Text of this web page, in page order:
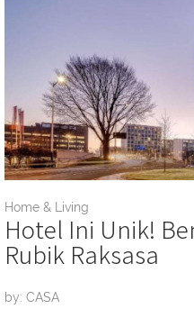
Home & Living
Hotel Ini Unik!
Rubik Raksasa
by: CASA